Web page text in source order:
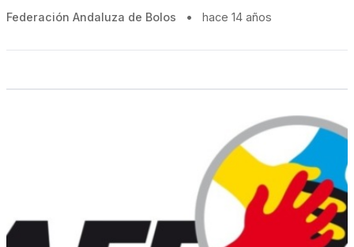
Federación Andaluza de Bolos • hace 14 años